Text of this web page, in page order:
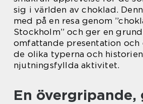
sig i världen av choklad.
med på en resa genom
Stockholm” och ger en
omfattande presentation och
de olika typerna och
njutningsfyllda aktivitet.
En övergripande,